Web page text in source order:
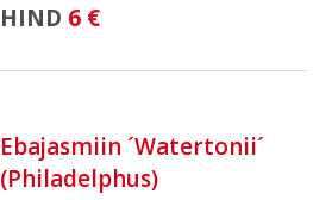
HIND 6 €
Ebajasmiin ´Watertonii´
(Philadelphus)